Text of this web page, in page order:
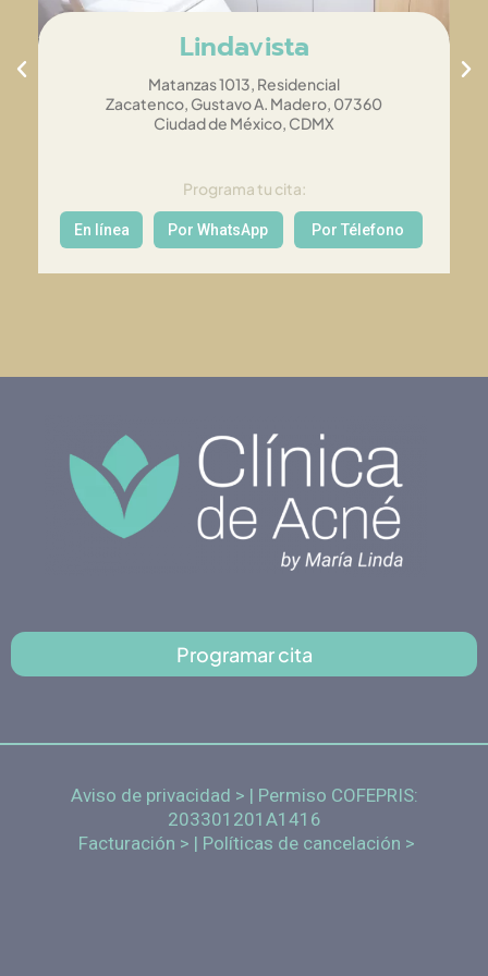
Lindavista
Matanzas 1013, Residencial
Zacatenco, Gustavo A. Madero, 07360
Ciudad de México, CDMX
Programa tu cita:
En línea Por WhatsApp Por Télefono
Programar cita
Aviso de privacidad > | Permiso COFEPRIS:
203301201A1416
Facturación > | Políticas de cancelación >